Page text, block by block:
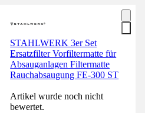
STAHLWERK 3er Set
Ersatzfilter Vorfiltermatte für
Absauganlagen Filtermatte
Rauchabsaugung FE-300 ST
Artikel wurde noch nicht
bewertet.